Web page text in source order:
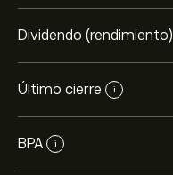
Dividendo (rendimiento)
Último cierre i
BPA i